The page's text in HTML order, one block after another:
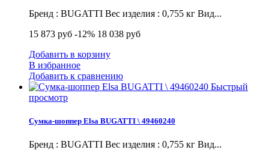
Бренд : BUGATTI Вес изделия : 0,755 кг Вид...
15 873 руб -12% 18 038 руб
Добавить в корзину
В избранное
Добавить к сравнению
Быстрый
просмотр
Сумка-шоппер Elsa BUGATTI \ 49460240
Бренд : BUGATTI Вес изделия : 0,755 кг Вид...